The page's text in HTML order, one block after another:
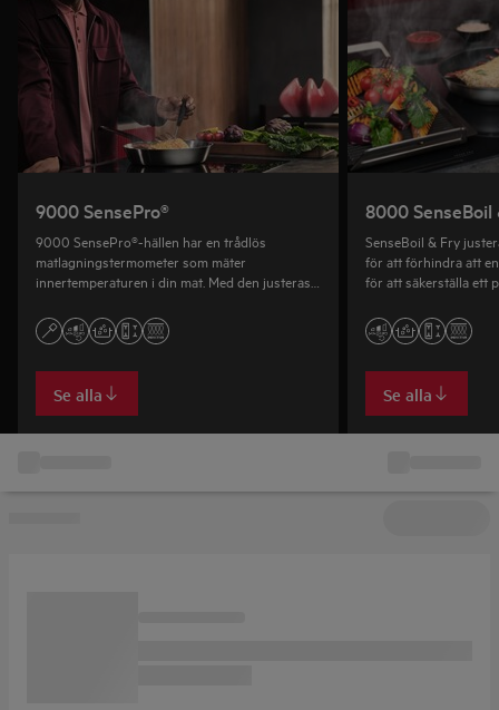
9000 SensePro®
9000 SensePro®-hällen har en trådlös
matlagningstermometer som mäter
innertemperaturen i din mat. Med den justeras
och till och med laga mat med sous vide vid rätt
temperatur.
Se alla
8000 SenseBoil
SenseBoil & Fry
för att förhindra att
för att säkerställa ett
Se alla